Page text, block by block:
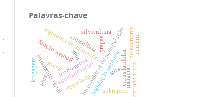
Palavras-chave
equidade racial
letramento racial boas práticas de manipulação
segurança de alimentos.
legislação sanitáriacitrus latifolia
citricultura pragas
morfometria
função weibull
silvicultura
sobrepeso
obesidade
krigagem
bioeconomy
cerrado fruits
pnrs
snis
sinir memória
imagem
social